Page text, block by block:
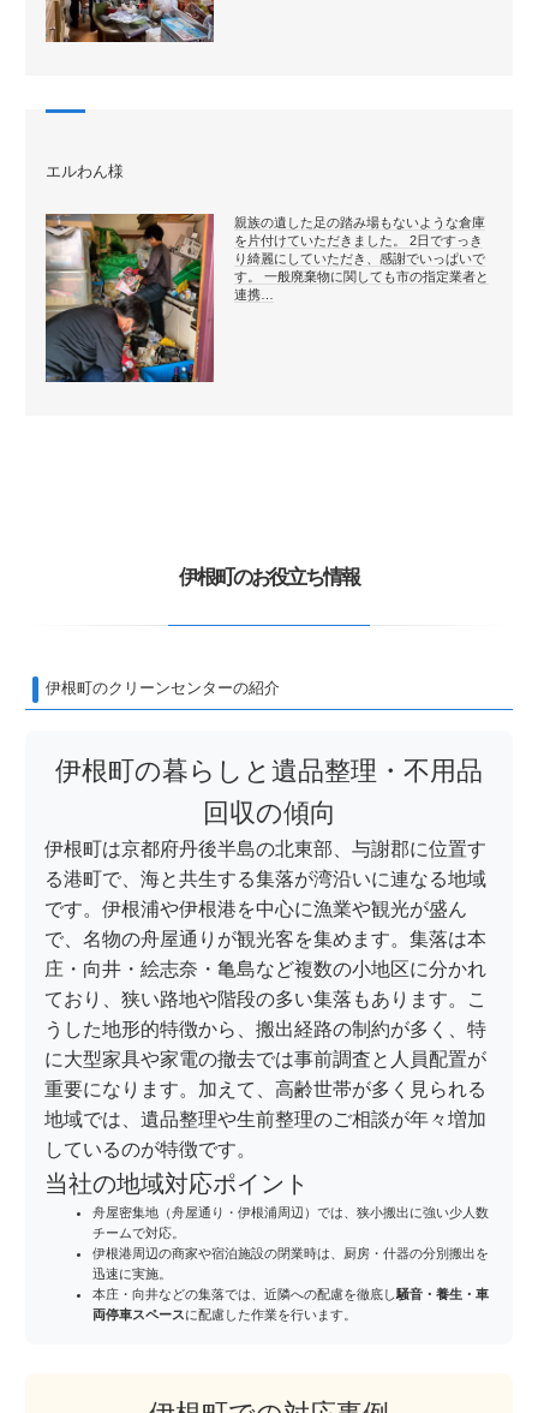
エルわん様
親族の遺した足の踏み場もないような倉庫
を片付けていただきました。 2日ですっき
り綺麗にしていただき、感謝でいっぱいで
す。 一般廃棄物に関しても市の指定業者と
連携…
伊根町のお役立ち情報
伊根町のクリーンセンターの紹介
伊根町の暮らしと遺品整理・不用品
回収の傾向
伊根町は京都府丹後半島の北東部、与謝郡に位置す
る港町で、海と共生する集落が湾沿いに連なる地域
です。伊根浦や伊根港を中心に漁業や観光が盛ん
で、名物の舟屋通りが観光客を集めます。集落は本
庄・向井・絵志奈・亀島など複数の小地区に分かれ
ており、狭い路地や階段の多い集落もあります。こ
うした地形的特徴から、搬出経路の制約が多く、特
に大型家具や家電の撤去では事前調査と人員配置が
重要になります。加えて、高齢世帯が多く見られる
地域では、遺品整理や生前整理のご相談が年々増加
しているのが特徴です。
当社の地域対応ポイント
舟屋密集地（舟屋通り・伊根浦周辺）では、狭小搬出に強い少人数
チームで対応。
伊根港周辺の商家や宿泊施設の閉業時は、厨房・什器の分別搬出を
迅速に実施。
本庄・向井などの集落では、近隣への配慮を徹底し騒音・養生・車
両停車スペースに配慮した作業を行います。